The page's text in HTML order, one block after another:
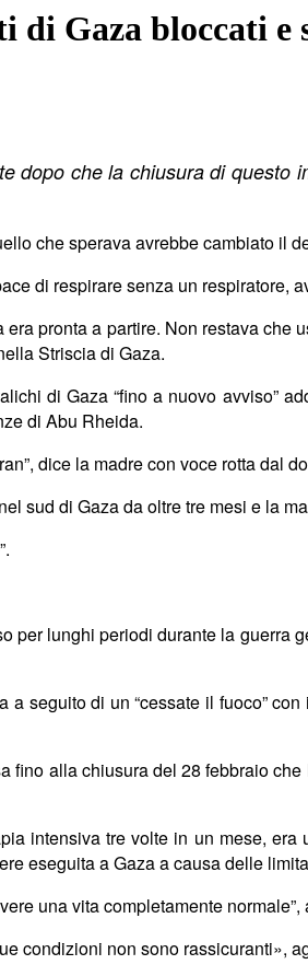
Gaza bloccati e
che la chiusura di questo
che sperava avrebbe cambiato il
di respirare senza un respiratore,
pronta a partire. Non restava che
Striscia di Gaza.
di Gaza “fino a nuovo avviso”
di Abu Rheida.
dice la madre con voce rotta dal
sud di Gaza da oltre tre mesi e la
per lunghi periodi durante la
seguito di un “cessate il fuoco”
alla chiusura del 28 febbraio
intensiva tre volte in un mese,
eseguita a Gaza a causa delle
una vita completamente
condizioni non sono rassicuranti»,